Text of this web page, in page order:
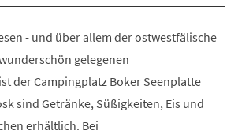
- und über allem der ostwestfälische
gelegenen
der Campingplatz Boker Seenplatte
sind Getränke, Süßigkeiten, Eis und
erhältlich. Bei